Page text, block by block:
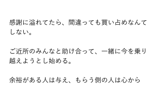
感謝に溢れてたら、間違っても買い占めなんて
しない。
ご近所のみんなと助け合って、一緒に今を乗り
越えようとし始める。
余裕がある人は与え、もらう側の人は心から